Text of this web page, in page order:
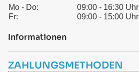
Mo - Do:
09:00 - 16:30 Uhr
Fr:
09:00 - 15:00 Uhr
Informationen
ZAHLUNGSMETHODEN